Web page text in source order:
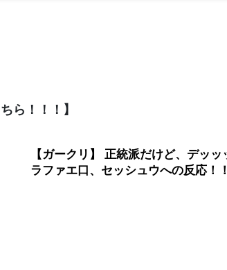
ら！！！】
【ガークリ】 正統派だけど、デッッ
ラファエ口、セッシュウへの反応！